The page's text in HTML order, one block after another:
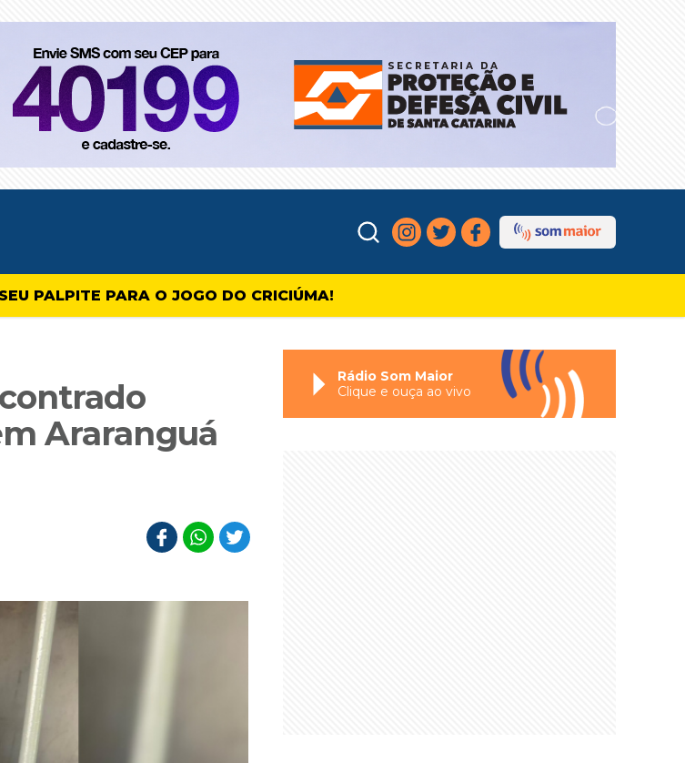
PALPITE PARA O JOGO DO CRICIÚMA!
Araranguá
Rádio Som Maior
Clique e ouça ao vivo